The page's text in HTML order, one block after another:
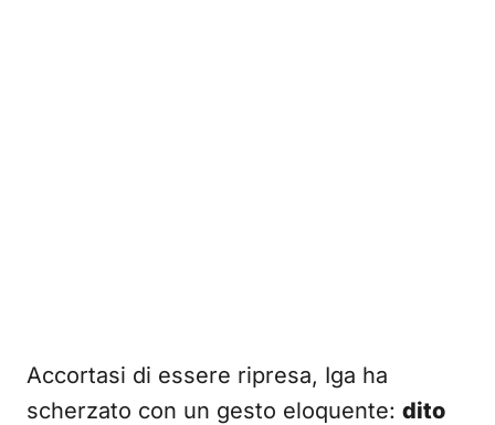
Accortasi di essere ripresa, Iga ha
scherzato con un gesto eloquente: dito